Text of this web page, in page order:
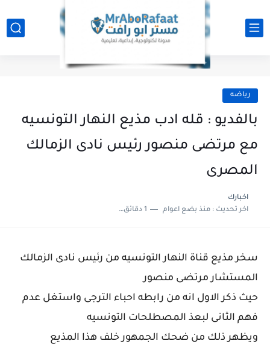
رياضه
بالفديو : قله ادب مذيع النهار التونسيه
مع مرتضى منصور رئيس نادى الزمالك
المصرى
اخبارك
اخر تحديث :منذ بضع اعوام 1 دقائق للقراءة
سخر مذيع قناة النهار التونسيه من رئيس نادى الزمالك
المستشار مرتضى منصور
حيث ذكر الاول انه من رابطه احباء الترجى واستغل عدم
فهم الثانى لبعذ المصطلحات التونسيه
ويظهر ذلك من ضحك الجمهور خلف هذا المذيع